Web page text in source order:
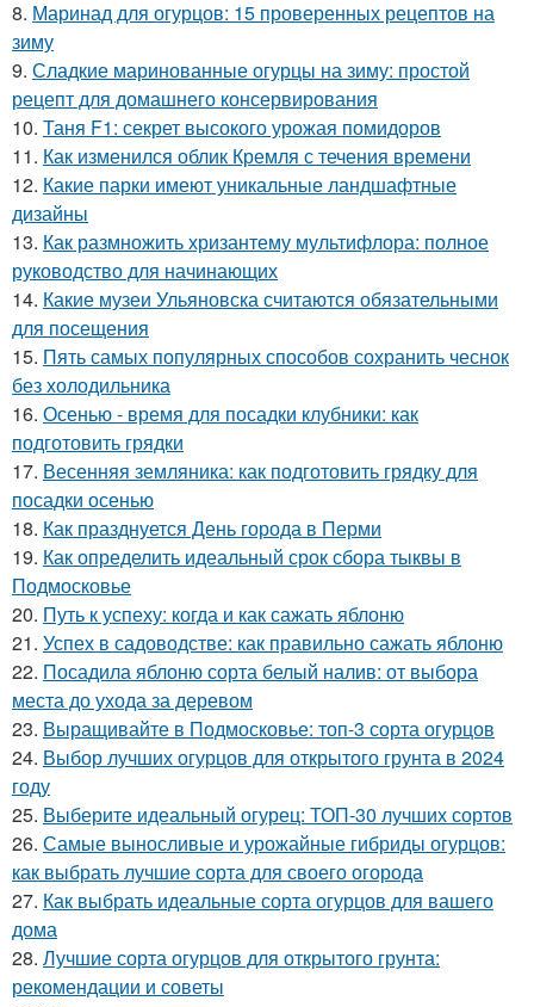
8. Маринад для огурцов: 15 проверенных рецептов на
зиму
9. Сладкие маринованные огурцы на зиму: простой
рецепт для домашнего консервирования
10. Таня F1: секрет высокого урожая помидоров
11. Как изменился облик Кремля с течения времени
12. Какие парки имеют уникальные ландшафтные
дизайны
13. Как размножить хризантему мультифлора: полное
руководство для начинающих
14. Какие музеи Ульяновска считаются обязательными
для посещения
15. Пять самых популярных способов сохранить чеснок
без холодильника
16. Осенью - время для посадки клубники: как
подготовить грядки
17. Весенняя земляника: как подготовить грядку для
посадки осенью
18. Как празднуется День города в Перми
19. Как определить идеальный срок сбора тыквы в
Подмосковье
20. Путь к успеху: когда и как сажать яблоню
21. Успех в садоводстве: как правильно сажать яблоню
22. Посадила яблоню сорта белый налив: от выбора
места до ухода за деревом
23. Выращивайте в Подмосковье: топ-3 сорта огурцов
24. Выбор лучших огурцов для открытого грунта в 2024
году
25. Выберите идеальный огурец: ТОП-30 лучших сортов
26. Самые выносливые и урожайные гибриды огурцов:
как выбрать лучшие сорта для своего огорода
27. Как выбрать идеальные сорта огурцов для вашего
дома
28. Лучшие сорта огурцов для открытого грунта:
рекомендации и советы